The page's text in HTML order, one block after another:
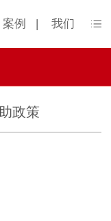
案例 | 我们
政策